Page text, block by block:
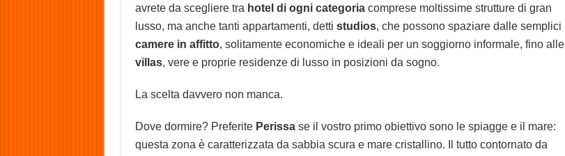
avrete da scegliere tra hotel di ogni categoriacomprese moltissime strutture di gran
lusso, ma anche tanti appartamenti, detti studios, che possono spaziare dalle semplici
camere in affitto, solitamente economiche e ideali per un soggiorno informale, fino alle
villas, vere e proprie residenze di lusso in posizioni da sogno.
La scelta davvero non manca.
Dove dormire? Preferite Perissase il vostro primo obiettivo sono le spiagge e il mare:
questa zona è caratterizzata da sabbia scura e mare cristallino. Il tutto contornato da